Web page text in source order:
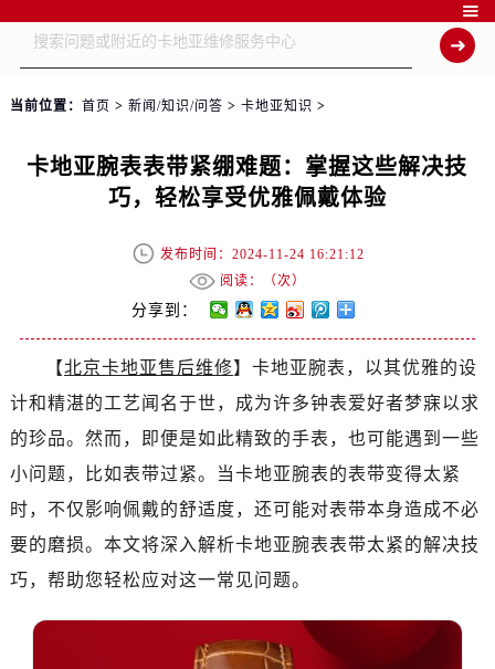

当前位置： 首页 > 新闻/知识/问答 > 卡地亚知识 >
卡地亚腕表表带紧绷难题：掌握这些解决技
巧，轻松享受优雅佩戴体验
发布时间：2024-11-24 16:21:12
阅读：（次）
分享到：
【北京卡地亚售后维修】卡地亚腕表，以其优雅的设
计和精湛的工艺闻名于世，成为许多钟表爱好者梦寐以求
的珍品。然而，即便是如此精致的手表，也可能遇到一些
小问题，比如表带过紧。当卡地亚腕表的表带变得太紧
时，不仅影响佩戴的舒适度，还可能对表带本身造成不必
要的磨损。本文将深入解析卡地亚腕表表带太紧的解决技
巧，帮助您轻松应对这一常见问题。